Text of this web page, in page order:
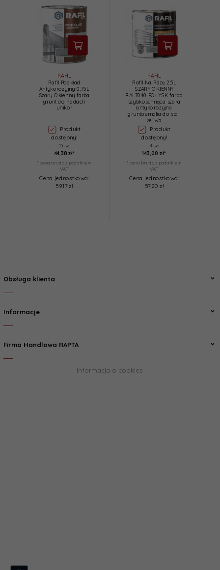
RAFIL
Rafil Podkład
Antykorozyjny 0,75L
Szary Okienny farba
grunt do Radach
unikor
Produkt
dostępny!
13 szt.
44,38 zł*
* cena brutto z podatkiem
VAT
Cena jednostkowa:
59.17 zł
RAFIL
Rafil Na Rdzę 2,5L
SZARY OKIENNY
RAL7040 POŁYSK farba
szybkoschnąca szara
antykorozyjna
gruntoemalia do stali
żeliwa
Produkt
dostępny!
4 szt.
143,00 zł*
* cena brutto z podatkiem
VAT
Cena jednostkowa:
57.20 zł
Obsługa klienta
Informacje
Firma Handlowa RAPTA
Informacja o cookies